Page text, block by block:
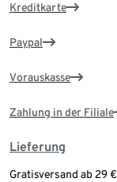
Kreditkarte
Paypal
Vorauskasse
Zahlung in der Filiale
Lieferung
Gratisversand ab 29